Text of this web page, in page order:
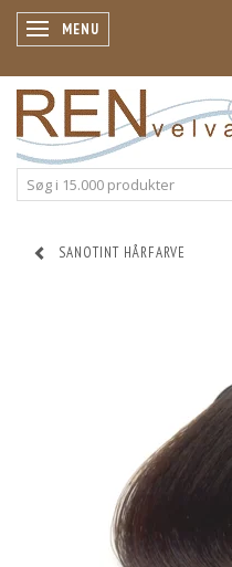
SKIFTE NAVIGATION
MENU
SANOTINT HÅRFARVE